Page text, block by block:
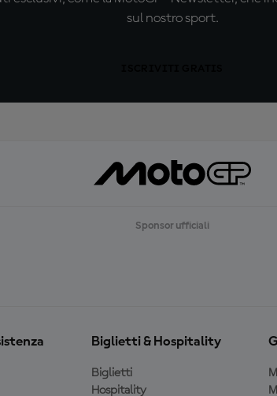
sul nostro sport.
Sponsor ufficiali
Biglietti & Hospitality
Biglietti
Hospitality